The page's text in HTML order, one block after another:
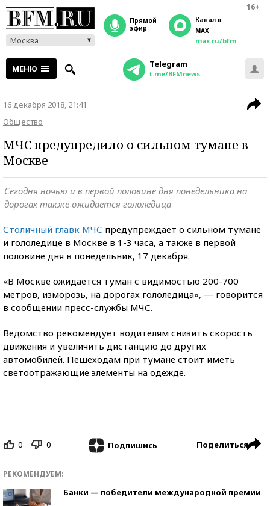
16+
Москва
прямой
эфир
Канал в
MAX
max.ru/bfm
МЕНЮ Telegram
t.me/BFMnews
16 декабря 2018, 21:41
Общество
МЧС предупредило о сильном тумане в
Москве
Сегодня ночью и в первой половине дня понедельника на
дорогах также ожидается гололедица
Столичный главк МЧС предупреждает о сильном тумане
и гололедице в Москве в 1-3 часа, а также в первой
половине дня в понедельник, 17 декабря.
«В Москве ожидается туман с видимостью 200-700
метров, изморозь, на дорогах гололедица», — говорится
в сообщении пресс-службы МЧС.
Ведомство рекомендует водителям снизить скорость
движения и увеличить дистанцию до других
автомобилей. Пешеходам при тумане стоит иметь
светоотражающие элементы на одежде.
0 0 Подпишись Поделиться
РЕКОМЕНДУЕМ:
Банки — победители международной премии